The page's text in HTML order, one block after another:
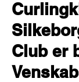
Club er